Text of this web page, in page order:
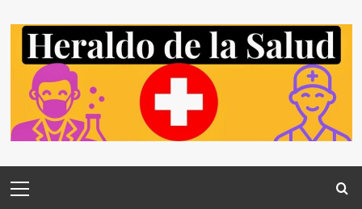
contenido
principal